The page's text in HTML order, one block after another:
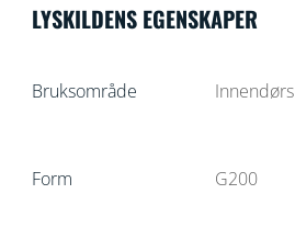
LYSKILDENS EGENSKAPER
Bruksområde Innendørs
Form G200